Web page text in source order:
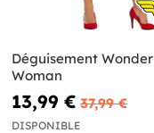
Déguisement Wonder
Woman
13,99 € 37,99 €
DISPONIBLE